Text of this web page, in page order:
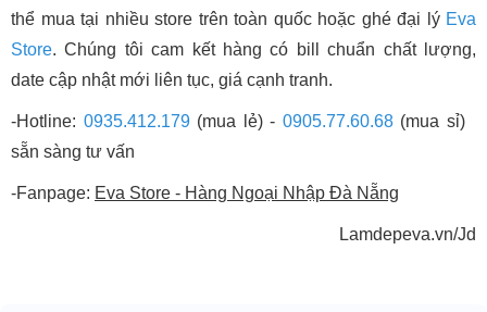
thể mua tại nhiều store trên toàn quốc hoặc ghé đại lý Eva
Store. Chúng tôi cam kết hàng có bill chuẩn chất lượng,
date cập nhật mới liên tục, giá cạnh tranh.
-Hotline: 0935.412.179(mua lẻ) - 0905.77.60.68(mua sỉ)
sẵn sàng tư vấn
-Fanpage: Eva Store - Hàng Ngoại Nhập Đà Nẵng
Lamdepeva.vn/Jd